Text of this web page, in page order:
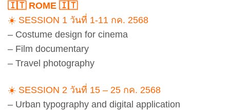
🇮🇹 ROME 🇮🇹
☀️ SESSION 1 วันที่ 1-11 กค. 2568
– Costume design for cinema
– Film documentary
– Travel photography
☀️ SESSION 2 วันที่ 15 – 25 กค. 2568
– Urban typography and digital application